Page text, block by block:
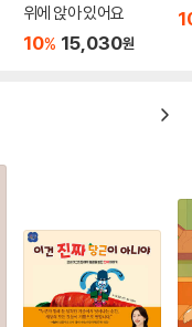
위에 앉아 있어요
10% 15,030원